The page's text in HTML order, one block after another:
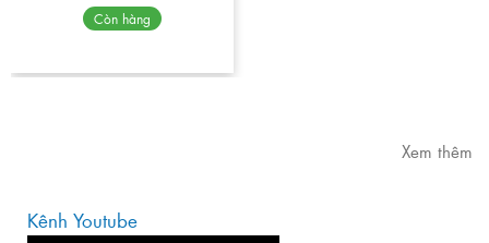
Còn hàng
Xem thêm
Kênh Youtube